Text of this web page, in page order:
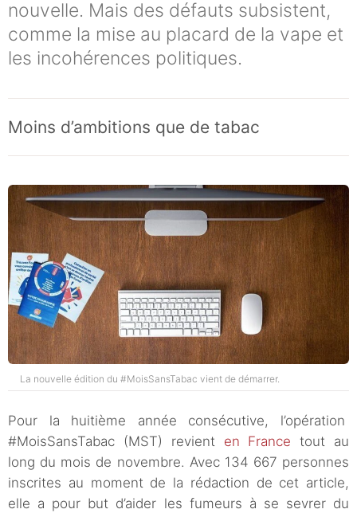
nouvelle. Mais des défauts subsistent,
comme la mise au placard de la vape et
les incohérences politiques.
Moins d’ambitions que de tabac
La nouvelle édition du #MoisSansTabac vient de démarrer.
Pour la huitième année consécutive, l’opération
#MoisSansTabac (MST) revient en France tout au
long du mois de novembre. Avec 134 667 personnes
inscrites au moment de la rédaction de cet article,
elle a pour but d’aider les fumeurs à se sevrer du